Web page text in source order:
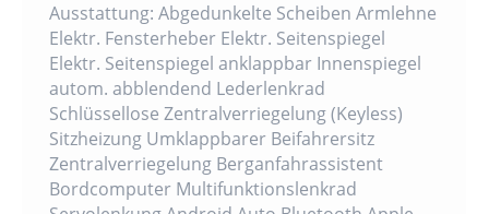
Ausstattung: Abgedunkelte Scheiben Armlehne
Elektr. Fensterheber Elektr. Seitenspiegel
Elektr. Seitenspiegel anklappbar Innenspiegel
autom. abblendend Lederlenkrad
Schlüssellose Zentralverriegelung (Keyless)
Sitzheizung Umklappbarer Beifahrersitz
Zentralverriegelung Berganfahrassistent
Bordcomputer Multifunktionslenkrad